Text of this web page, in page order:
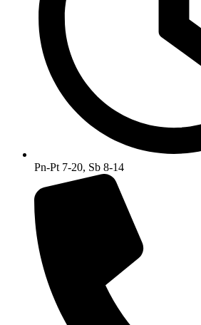
Pn-Pt 7-20, Sb 8-14